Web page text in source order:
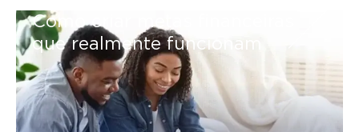
Como criar metas financeiras
que realmente funcionam